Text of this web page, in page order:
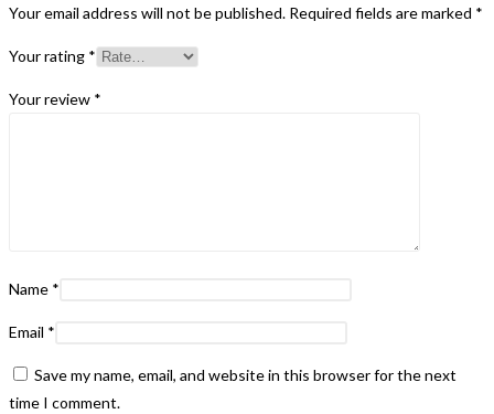
Your email address will not be published. Required fields are marked *
Your rating *
Your review *
Name *
Email *
Save my name, email, and website in this browser for the next
time I comment.